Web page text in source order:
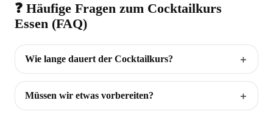
❓ Häufige Fragen zum Cocktailkurs
Essen (FAQ)
Wie lange dauert der Cocktailkurs?
Müssen wir etwas vorbereiten?